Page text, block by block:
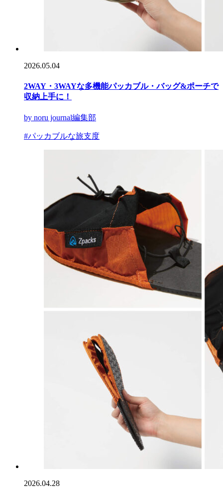
2026.05.04
2WAY・3WAYな多機能パッカブル・バッグ&ポーチで
収納上手に！
by noru journal編集部
#パッカブルな旅支度
2026.04.28